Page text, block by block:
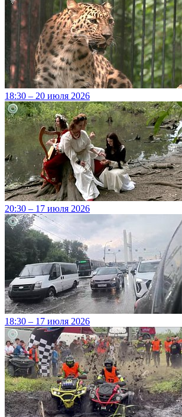
18:30 – 20 июля 2026
20:30 – 17 июля 2026
18:30 – 17 июля 2026